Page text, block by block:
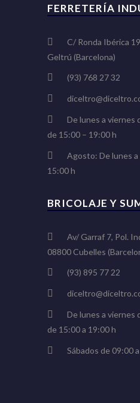
FERRETERÍA
C/ Ronda Ibérica
Geltrú (Barcelona)
(93) 768 27 32
De lunes a viernes
de 15:00 – 19:00 h
Agosto: De lunes
15:00 h
BRICOLAJE Y
Av/ Garraf 7, Pol.
08800 Cubelles
(93) 895 77 22
De lunes a viernes
de 15:00 a 19:00 h
Sábados de 09:00